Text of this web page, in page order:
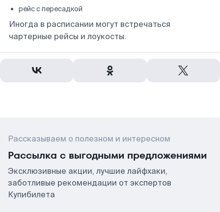
рейс с пересадкой
Иногда в расписании могут встречаться
чартерные рейсы и лоукосты.
Рассказываем о полезном и интересном
Рассылка с выгодными предложениями
Эксклюзивные акции, лучшие лайфхаки,
заботливые рекомендации от экспертов
Купибилета